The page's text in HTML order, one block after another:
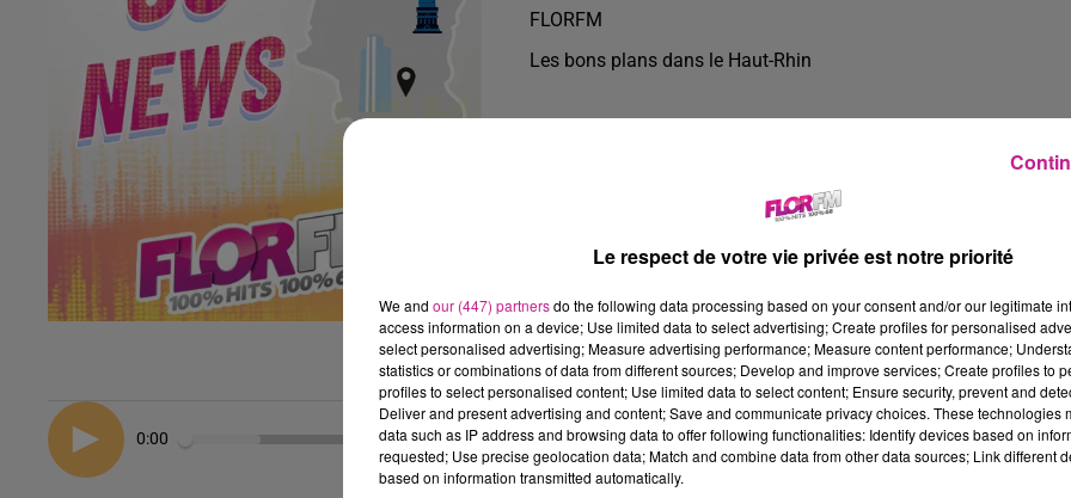
FLORFM
Les bons plans dans le Haut-Rhin
0:00 2 min 56
Le respect de votre vie privée est notre priorité
We and our (447) partnersdo the following data processing based on your consent and/or our legitimate
access information on a device; Use limited data to select advertising; Create profiles for personalised
select personalised advertising; Measure advertising performance; Measure content performance;
statistics or combinations of data from different sources; Develop and improve services; Create profiles to
profiles to select personalised content; Use limited data to select content; Ensure security, prevent and
Deliver and present advertising and content; Save and communicate privacy choices. These technologies
data such as IP address and browsing data to offer following functionalities: Identify devices based on
requested; Use precise geolocation data; Match and combine data from other data sources; Link different
based on information transmitted automatically.